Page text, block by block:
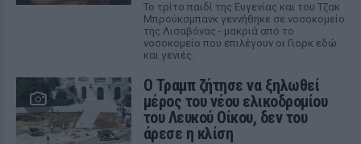
Το τρίτο παιδί της Ευγενίας και του Τζακ
Μπρούκσμπανκ γεννήθηκε σε νοσοκομείο
της Λισαβόνας - μακριά από το
νοσοκομείο που επιλέγουν οι Γιορκ εδώ
και γενιές.
Ο Τραμπ ζήτησε να ξηλωθεί
μέρος του νέου ελικοδρομίου
του Λευκού Οίκου, δεν του
άρεσε η κλίση